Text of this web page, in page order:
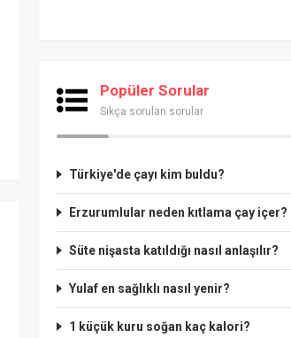
Popüler Sorular
Sıkça sorulan sorular
Türkiye'de çayı kim buldu?
Erzurumlular neden kıtlama çay içer?
Süte nişasta katıldığı nasıl anlaşılır?
Yulaf en sağlıklı nasıl yenir?
1 küçük kuru soğan kaç kalori?